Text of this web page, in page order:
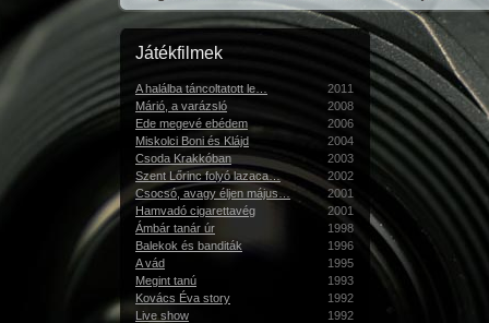
Játékfilmek
A halálba táncoltatott le…
2011
Márió, a varázsló
2008
Ede megevé ebédem
2006
Miskolci Boni és Klájd
2004
Csoda Krakkóban
2003
Szent Lőrinc folyó lazaca…
2002
Csocsó, avagy éljen május…
2001
Hamvadó cigarettavég
2001
Ámbár tanár úr
1998
Balekok és banditák
1996
A vád
1995
Megint tanú
1993
Kovács Éva story
1992
Live show
1992